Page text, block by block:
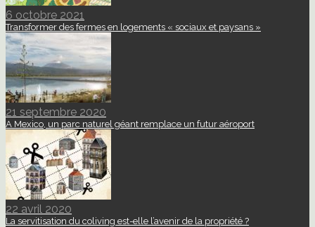
6 octobre 2021
Transformer des fermes en logements « sociaux et paysans »
21 septembre 2020
A Mexico, un parc naturel géant remplace un futur aéroport
22 avril 2020
La servitisation du coliving est-elle l’avenir de la propriété ?